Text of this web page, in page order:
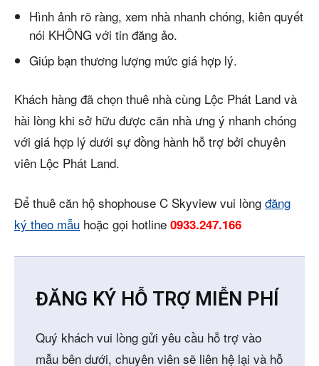
Hình ảnh rõ ràng, xem nhà nhanh chóng, kiên quyết
nói KHÔNG với tin đăng ảo.
Giúp bạn thương lượng mức giá hợp lý.
Khách hàng đã chọn thuê nhà cùng Lộc Phát Land và
hài lòng khi sở hữu được căn nhà ưng ý nhanh chóng
với giá hợp lý dưới sự đồng hành hỗ trợ bởi chuyên
viên Lộc Phát Land.
Để thuê căn hộ shophouse C Skyview vui lòng đăng
ký theo mẫu hoặc gọi hotline 0933.247.166
ĐĂNG KÝ HỖ TRỢ MIỄN PHÍ
Quý khách vui lòng gửi yêu cầu hỗ trợ vào
mẫu bên dưới, chuyên viên sẽ liên hệ lại và hỗ